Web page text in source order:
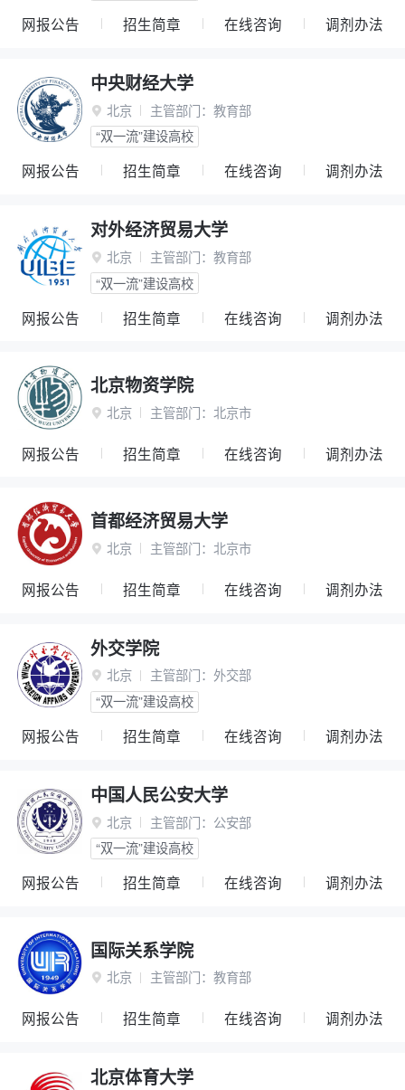
网报公告 招生简章 在线咨询 调剂办法
中央财经大学
 北京 主管部门： 教育部
“双一流”建设高校
网报公告 招生简章 在线咨询 调剂办法
对外经济贸易大学
 北京 主管部门： 教育部
“双一流”建设高校
网报公告 招生简章 在线咨询 调剂办法
北京物资学院
 北京 主管部门： 北京市
网报公告 招生简章 在线咨询 调剂办法
首都经济贸易大学
 北京 主管部门： 北京市
网报公告 招生简章 在线咨询 调剂办法
外交学院
 北京 主管部门： 外交部
“双一流”建设高校
网报公告 招生简章 在线咨询 调剂办法
中国人民公安大学
 北京 主管部门： 公安部
“双一流”建设高校
网报公告 招生简章 在线咨询 调剂办法
国际关系学院
 北京 主管部门： 教育部
网报公告 招生简章 在线咨询 调剂办法
北京体育大学